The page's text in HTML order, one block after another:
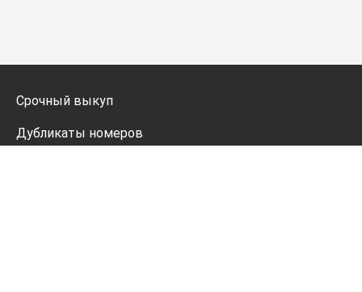
Срочный выкуп
Дубликаты номеров